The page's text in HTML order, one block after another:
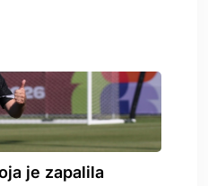
je zapalila